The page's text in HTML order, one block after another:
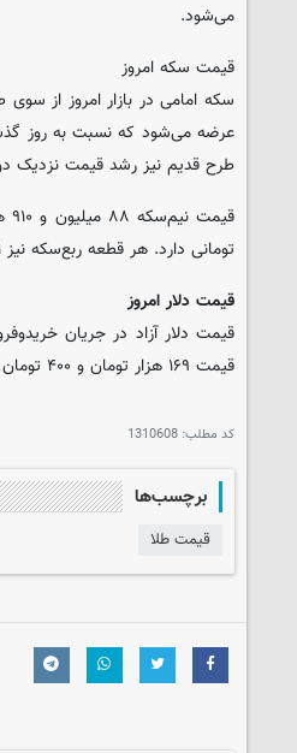
می‌شود.
قیمت سکه امروز
طرح قدیم نیز رشد قیمت نزدیک دو میلیون را تجربه
تومانی دارد. هر قطعه ربع‌سکه نیز ۵۱ میلیون و ۳۶۰ هزار تومان فروخته می‌شود.
قیمت دلار امروز
قیمت ۱۶۹ هزار تومان و ۴۰۰ تومان معامله می‌شود.
کد مطلب: 1310608
برچسب‌ها
قیمت طلا